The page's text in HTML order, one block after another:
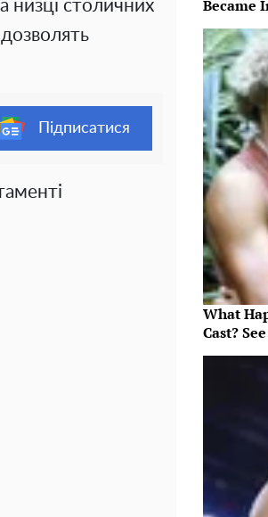
низці столичних
Підписатися
Became
What
Cast?